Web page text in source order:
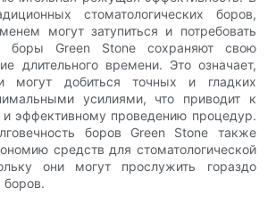
стоматологических боров,
могут затупиться и потребовать
боры Green Stone сохраняют свою
длительного времени. Это означает,
могут добиться точных и гладких
усилиями, что приводит к
эффективному проведению процедур.
боров Green Stone также
средств для стоматологической
они могут прослужить гораздо